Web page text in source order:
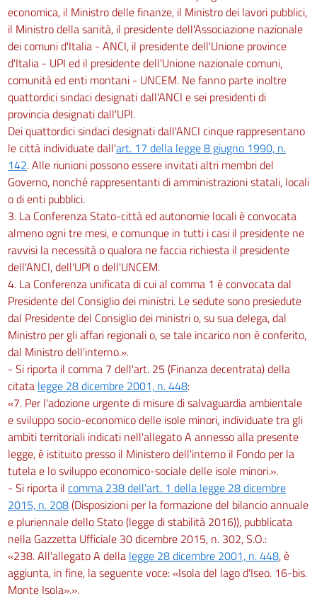
economica, il Ministro delle finanze, il Ministro dei lavori pubblici,
il Ministro della sanità, il presidente dell'Associazione nazionale
dei comuni d'Italia - ANCI, il presidente dell'Unione province
d'Italia - UPI ed il presidente dell'Unione nazionale comuni,
comunità ed enti montani - UNCEM. Ne fanno parte inoltre
quattordici sindaci designati dall'ANCI e sei presidenti di
provincia designati dall'UPI.
Dei quattordici sindaci designati dall'ANCI cinque rappresentano
le città individuate dall'art. 17 della legge 8 giugno 1990, n.
142. Alle riunioni possono essere invitati altri membri del
Governo, nonché rappresentanti di amministrazioni statali, locali
o di enti pubblici.
3. La Conferenza Stato-città ed autonomie locali è convocata
almeno ogni tre mesi, e comunque in tutti i casi il presidente ne
ravvisi la necessità o qualora ne faccia richiesta il presidente
dell'ANCI, dell'UPI o dell'UNCEM.
4. La Conferenza unificata di cui al comma 1 è convocata dal
Presidente del Consiglio dei ministri. Le sedute sono presiedute
dal Presidente del Consiglio dei ministri o, su sua delega, dal
Ministro per gli affari regionali o, se tale incarico non è conferito,
dal Ministro dell'interno.».
- Si riporta il comma 7 dell'art. 25 (Finanza decentrata) della
citata legge 28 dicembre 2001, n. 448:
«7. Per l'adozione urgente di misure di salvaguardia ambientale
e sviluppo socio-economico delle isole minori, individuate tra gli
ambiti territoriali indicati nell'allegato A annesso alla presente
legge, è istituito presso il Ministero dell'interno il Fondo per la
tutela e lo sviluppo economico-sociale delle isole minori.».
- Si riporta il comma 238 dell'art. 1 della legge 28 dicembre
2015, n. 208(Disposizioni per la formazione del bilancio annuale
e pluriennale dello Stato (legge di stabilità 2016)), pubblicata
nella Gazzetta Ufficiale 30 dicembre 2015, n. 302, S.O.:
«238. All'allegato A della legge 28 dicembre 2001, n. 448, è
aggiunta, in fine, la seguente voce: «Isola del lago d'Iseo. 16-bis.
Monte Isola».».